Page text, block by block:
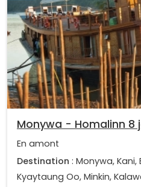
Monywa - Homalinn 8
En amont
Destination : Monywa, Kani,
Kyaytaung Oo, Minkin,